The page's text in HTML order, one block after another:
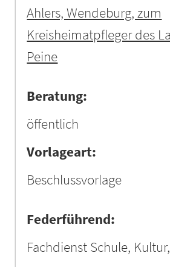
Ahlers, Wendeburg, zum
Kreisheimatpfleger des
Peine
Beratung:
öffentlich
Vorlageart:
Beschlussvorlage
Federführend:
Fachdienst Schule,